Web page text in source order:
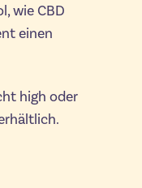
wie CBD
einen
high oder